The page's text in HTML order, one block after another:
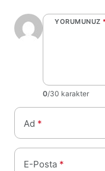
YORUMUNUZ *
0/30 karakter
Ad *
E-Posta *